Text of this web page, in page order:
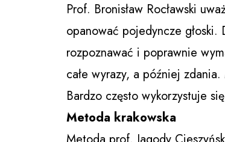
Prof. Bronisław Rocławski
opanować pojedyncze
rozpoznawać i poprawnie
całe wyrazy, a później
Bardzo często wykorzystuje
Metoda krakowska